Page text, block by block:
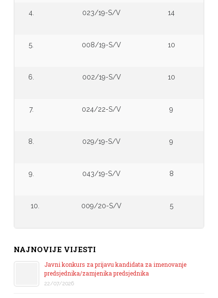
4. 023/19-S/V 14
5. 008/19-S/V 10
6. 002/19-S/V 10
7. 024/22-S/V 9
8. 029/19-S/V 9
9. 043/19-S/V 8
10. 009/20-S/V 5
NAJNOVIJE VIJESTI
Javni konkurs za prijavu kandidata za imenovanje
predsjednika/zamjenika predsjednika
22/07/2026